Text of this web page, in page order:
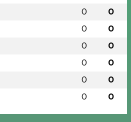
0 0
0 0
0 0
0 0
0 0
0 0